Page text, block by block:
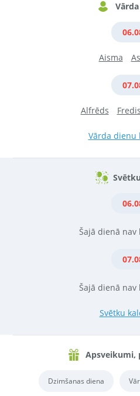
Aisma
Alfrēds Fredis
Vārda dienu
Šajā dienā nav
Šajā dienā nav
Svētku
Apsveikumi,
Dzimšanas diena